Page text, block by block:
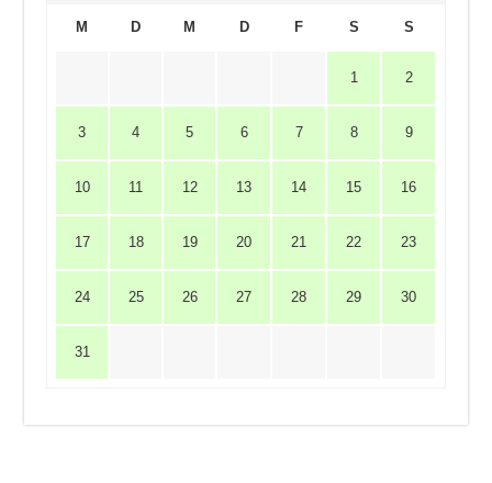
M D M D F S S
1 2
3 4 5 6 7 8 9
10 11 12 13 14 15 16
17 18 19 20 21 22 23
24 25 26 27 28 29 30
31